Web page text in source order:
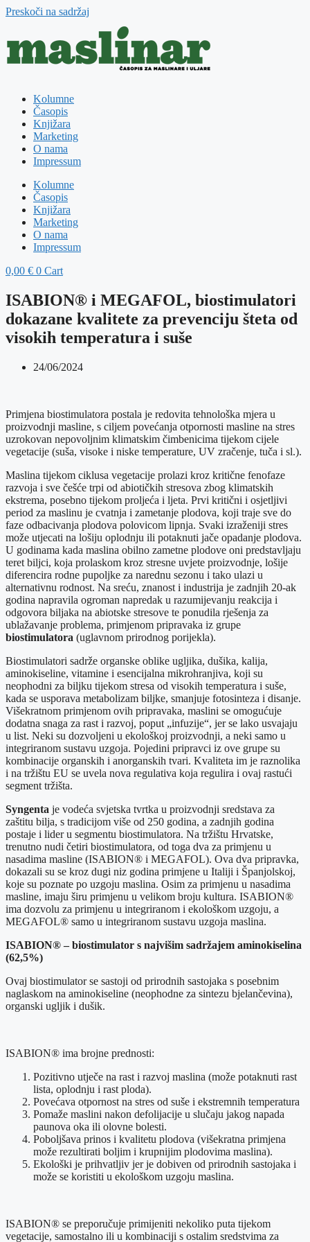
Preskoči na sadržaj
Kolumne
Časopis
Knjižara
Marketing
O nama
Impressum
Kolumne
Časopis
Knjižara
Marketing
O nama
Impressum
0,00 € 0 Cart
ISABION® i MEGAFOL, biostimulatori
dokazane kvalitete za prevenciju šteta od
visokih temperatura i suše
24/06/2024
Primjena biostimulatora postala je redovita tehnološka mjera u
proizvodnji masline, s ciljem povećanja otpornosti masline na stres
uzrokovan nepovoljnim klimatskim čimbenicima tijekom cijele
vegetacije (suša, visoke i niske temperature, UV zračenje, tuča i sl.).
Maslina tijekom ciklusa vegetacije prolazi kroz kritične fenofaze
razvoja i sve češće trpi od abiotičkih stresova zbog klimatskih
ekstrema, posebno tijekom proljeća i ljeta. Prvi kritični i osjetljivi
period za maslinu je cvatnja i zametanje plodova, koji traje sve do
faze odbacivanja plodova polovicom lipnja. Svaki izraženiji stres
može utjecati na lošiju oplodnju ili potaknuti jače opadanje plodova.
U godinama kada maslina obilno zametne plodove oni predstavljaju
teret biljci, koja prolaskom kroz stresne uvjete proizvodnje, lošije
diferencira rodne pupoljke za narednu sezonu i tako ulazi u
alternativnu rodnost. Na sreću, znanost i industrija je zadnjih 20-ak
godina napravila ogroman napredak u razumijevanju reakcija i
odgovora biljaka na abiotske stresove te ponudila rješenja za
ublažavanje problema, primjenom pripravaka iz grupe
biostimulatora (uglavnom prirodnog porijekla).
Biostimulatori sadrže organske oblike ugljika, dušika, kalija,
aminokiseline, vitamine i esencijalna mikrohranjiva, koji su
neophodni za biljku tijekom stresa od visokih temperatura i suše,
kada se usporava metabolizam biljke, smanjuje fotosinteza i disanje.
Višekratnom primjenom ovih pripravaka, maslini se omogućuje
dodatna snaga za rast i razvoj, poput „infuzije“, jer se lako usvajaju
u list. Neki su dozvoljeni u ekološkoj proizvodnji, a neki samo u
integriranom sustavu uzgoja. Pojedini pripravci iz ove grupe su
kombinacije organskih i anorganskih tvari. Kvaliteta im je raznolika
i na tržištu EU se uvela nova regulativa koja regulira i ovaj rastući
segment tržišta.
Syngenta je vodeća svjetska tvrtka u proizvodnji sredstava za
zaštitu bilja, s tradicijom više od 250 godina, a zadnjih godina
postaje i lider u segmentu biostimulatora. Na tržištu Hrvatske,
trenutno nudi četiri biostimulatora, od toga dva za primjenu u
nasadima masline (ISABION® i MEGAFOL). Ova dva pripravka,
dokazali su se kroz dugi niz godina primjene u Italiji i Španjolskoj,
koje su poznate po uzgoju maslina. Osim za primjenu u nasadima
masline, imaju širu primjenu u velikom broju kultura. ISABION®
ima dozvolu za primjenu u integriranom i ekološkom uzgoju, a
MEGAFOL® samo u integriranom sustavu uzgoja maslina.
ISABION® – biostimulator s najvišim sadržajem aminokiselina
(62,5%)
Ovaj biostimulator se sastoji od prirodnih sastojaka s posebnim
naglaskom na aminokiseline (neophodne za sintezu bjelančevina),
organski ugljik i dušik.
ISABION® ima brojne prednosti:
Pozitivno utječe na rast i razvoj maslina (može potaknuti rast
lista, oplodnju i rast ploda).
Povećava otpornost na stres od suše i ekstremnih temperatura
Pomaže maslini nakon defolijacije u slučaju jakog napada
paunova oka ili olovne bolesti.
Poboljšava prinos i kvalitetu plodova (višekratna primjena
može rezultirati boljim i krupnijim plodovima maslina).
Ekološki je prihvatljiv jer je dobiven od prirodnih sastojaka i
može se koristiti u ekološkom uzgoju maslina.
ISABION® se preporučuje primijeniti nekoliko puta tijekom
vegetacije, samostalno ili u kombinaciji s ostalim sredstvima za